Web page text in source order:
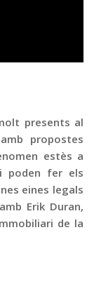
presents al
propostes
estès a
poden fer els
eines legals
Erik Duran,
de la